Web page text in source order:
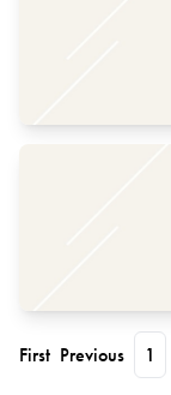
First Previous 1